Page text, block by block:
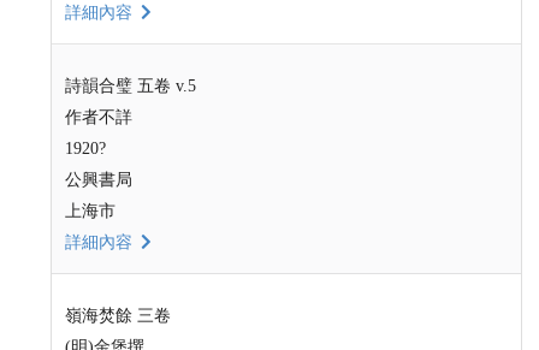
詳細內容
詩韻合璧 五卷 v.5
作者不詳
1920?
公興書局
上海市
詳細內容
嶺海焚餘 三卷